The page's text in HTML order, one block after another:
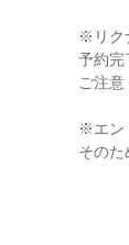
※リク
予約完
ご注意
※エン
そのた